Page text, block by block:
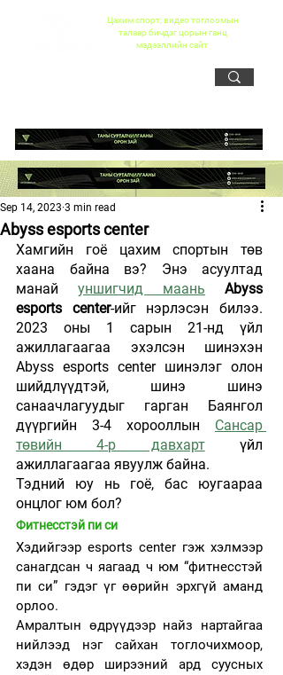
Цахим спорт, видео тоглоомын
талаар бичдэг цорын ганц
мэдээллийн сайт
Abyss esports center
Sep 14, 2023 3 min read
Хамгийн гоё цахим спортын төв
хаана байна вэ? Энэ асуултад
манай уншигчид маань
Abyss
esports center-ийг нэрлэсэн билээ.
2023 оны 1 сарын 21-нд үйл
ажиллагаагаа эхэлсэн шинэхэн
Abyss esports center шинэлэг олон
шийдлүүдтэй, шинэ шинэ
санаачлагуудыг гарган Баянгол
дүүргийн 3-4 хорооллын Сансар
төвийн 4-р давхарт үйл
ажиллагаагаа явуулж байна.
Тэдний юу нь гоё, бас юугаараа
онцлог юм бол?
Фитнесстэй пи си
Хэдийгээр esports center гэж хэлмээр
санагдсан ч яагаад ч юм “фитнесстэй
пи си” гэдэг үг өөрийн эрхгүй аманд
орлоо.
Амралтын өдрүүдээр найз нартайгаа
нийлээд нэг сайхан тоглочихмоор,
хэдэн өдөр ширээний ард суусных